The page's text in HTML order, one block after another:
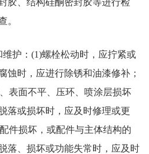
。
护：(1)螺栓松动时，应拧紧或
蚀时，应进行除锈和油漆修补；
表面不平、压环、喷涂层损坏
落或损坏时，应及时修理或更
件损坏，或配件与主体结构的
落、损坏或功能失常时，应及时